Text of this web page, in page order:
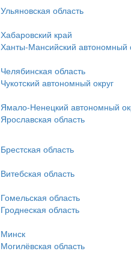
Ульяновская область
Хабаровский край
Ханты-Мансийский автономный
Челябинская область
Чукотский автономный округ
Ямало-Ненецкий автономный
Ярославская область
Брестская область
Витебская область
Гомельская область
Гроднеская область
Минск
Могилёвская область